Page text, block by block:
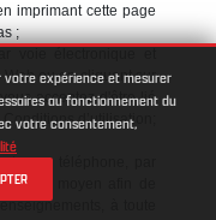
imprimant cette page
;
ou en cliquant sur
acceptez d'être lié
d’utilisation;
par téléphone, par
autre moyen afin de
à toute
votre expérience et mesurer
au fonctionnement du
votre consentement,